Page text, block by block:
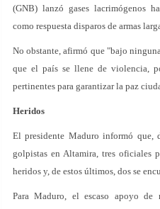
(GNB) lanzó gases lacrimógenos
como respuesta disparos de armas
No obstante, afirmó que "bajo
que el país se llene de violencia,
pertinentes para garantizar la paz
Heridos
El presidente Maduro informó que,
golpistas en Altamira, tres oficiales
heridos y, de estos últimos, dos se
Para Maduro, el escaso apoyo